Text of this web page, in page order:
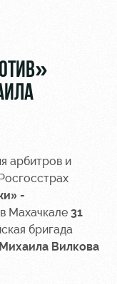
арбитров и
-
Махачкале 31
бригада
Михаила Вилкова